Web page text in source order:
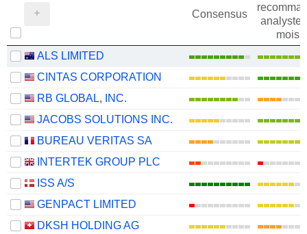
Consensus
mois
ALS LIMITED
CINTAS CORPORATION
RB GLOBAL, INC.
JACOBS SOLUTIONS INC.
BUREAU VERITAS SA
INTERTEK GROUP PLC
ISS A/S
GENPACT LIMITED
DKSH HOLDING AG